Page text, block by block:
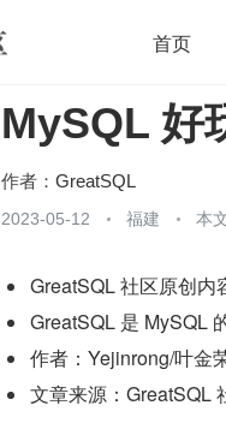
首页
开源 架构
MySQL 好
作者： GreatSQL
2023-05-12 福建 本
GreatSQL 社区原创内
GreatSQL 是 MySQL
作者：Yejinrong/叶金
文章来源：GreatSQL